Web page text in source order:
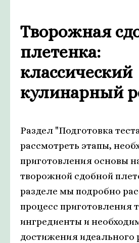
Творожная
плетенка:
классический
кулинарный
Раздел "Подготовка
рассмотреть этапы,
приготовления основы
творожной сдобной
разделе мы подробно
процесс приготовления
ингредиенты и
достижения идеального